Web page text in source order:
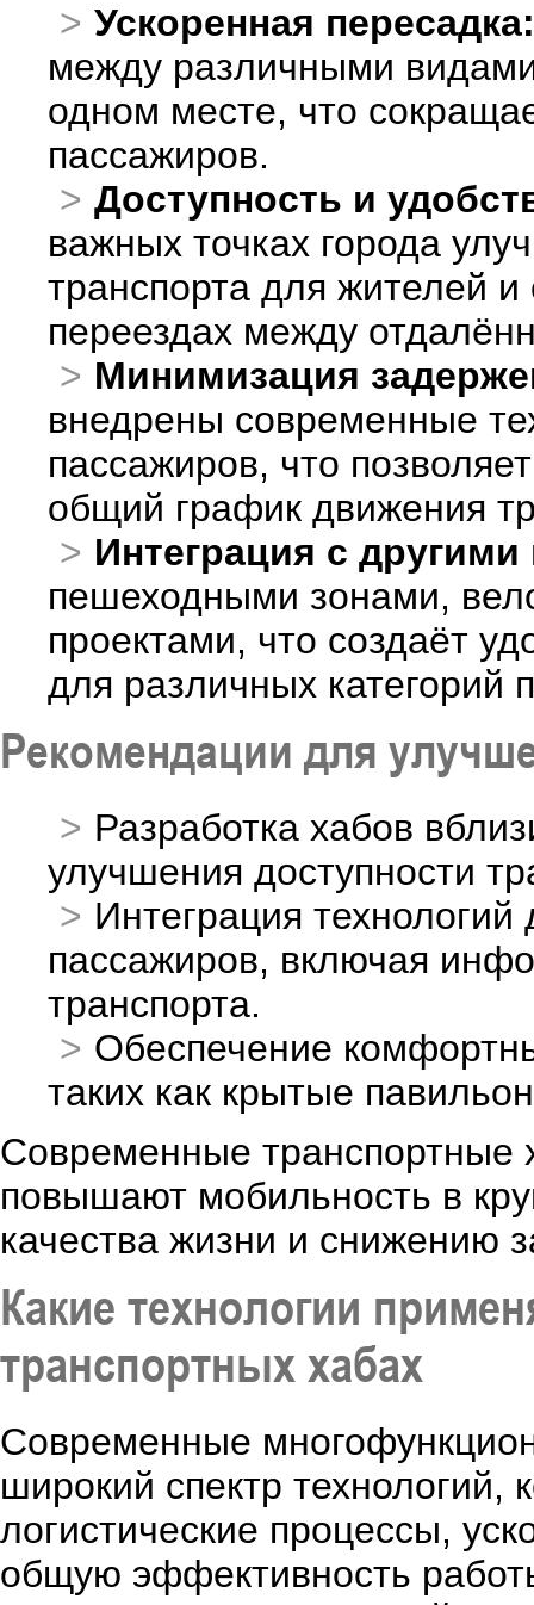
Ускоренная пересадка:
между различными
одном месте, что
пассажиров.
Доступность и
важных точках города
транспорта для жителей
переездах между
Минимизация
внедрены современные
пассажиров, что
общий график движения
Интеграция с
пешеходными зонами,
проектами, что создаёт
для различных категорий
Рекомендации для
Разработка хабов
улучшения доступности
Интеграция
пассажиров, включая
транспорта.
Обеспечение
таких как крытые
Современные транспортные
повышают мобильность в
качества жизни и снижению
Какие технологии
транспортных хабах
Современные
широкий спектр технологий,
логистические процессы,
общую эффективность